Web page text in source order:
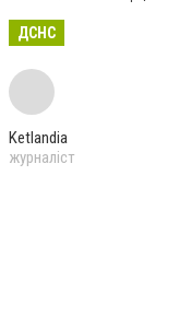
ДСНС
Ketlandia
журналіст